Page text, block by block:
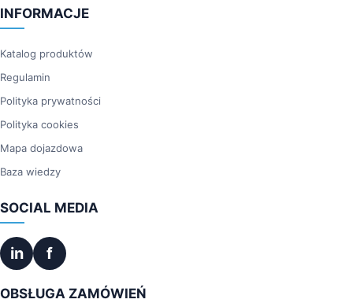
INFORMACJE
Katalog produktów
Regulamin
Polityka prywatności
Polityka cookies
Mapa dojazdowa
Baza wiedzy
SOCIAL MEDIA
in f
OBSŁUGA ZAMÓWIEŃ